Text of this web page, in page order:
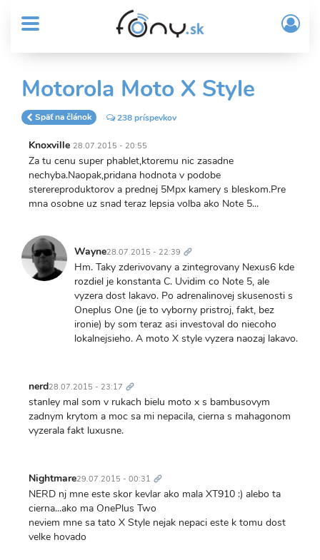
obsah
MENU
Sub
Header
menu
User
account
menu
/
Motorola Moto X Style
Späť na článok 238 príspevkov
Knoxville 28.07.2015 - 20:55
Za tu cenu super phablet,ktoremu nic zasadne
nechyba.Naopak,pridana hodnota v podobe
sterereproduktorov a prednej 5Mpx kamery s bleskom.Pre
mna osobne uz snad teraz lepsia volba ako Note 5...
Wayne28.07.2015 - 22:39 odkaz
Hm. Taky zderivovany a zintegrovany Nexus6 kde
rozdiel je konstanta C. Uvidim co Note 5, ale
vyzera dost lakavo. Po adrenalinovej skusenosti s
Oneplus One (je to vyborny pristroj, fakt, bez
ironie) by som teraz asi investoval do niecoho
lokalnejsieho. A moto X style vyzera naozaj lakavo.
nerd28.07.2015 - 23:17 odkaz
stanley mal som v rukach bielu moto x s bambusovym
zadnym krytom a moc sa mi nepacila, cierna s mahagonom
vyzerala fakt luxusne.
Nightmare29.07.2015 - 00:31 odkaz
NERD nj mne este skor kevlar ako mala XT910 :) alebo ta
cierna...ako ma OnePlus Two
neviem mne sa tato X Style nejak nepaci este k tomu dost
velke hovado